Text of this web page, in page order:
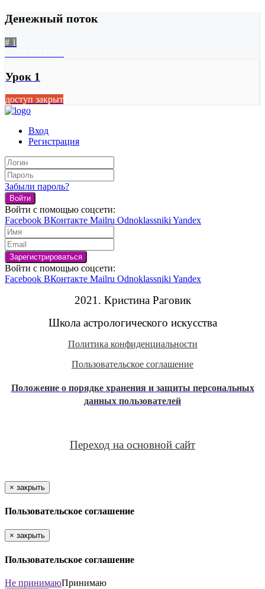
Денежный поток
# 1
Урок 1
доступ закрыт
Вход
Регистрация
Забыли пароль?
Войти
Войти с помощью соцсети:
Facebook ВКонтакте Mailru OdnoklassnikiYandex
Войти с помощью соцсети:
Facebook ВКонтакте Mailru OdnoklassnikiYandex
2021. Кристина Раговик
Школа астрологического искусства
Политика конфиденциальности
Пользовательское соглашение
Положение о порядке хранения и защиты персональных
данных пользователей
Переход на основной сайт
× закрыть
Пользовательское соглашение
× закрыть
Пользовательское соглашение
Не принимаюПринимаю